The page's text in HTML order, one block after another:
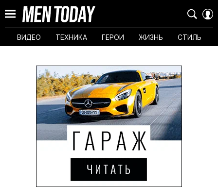
ВИДЕО ТЕХНИКА ГЕРОИ ЖИЗНЬ СТИЛЬ